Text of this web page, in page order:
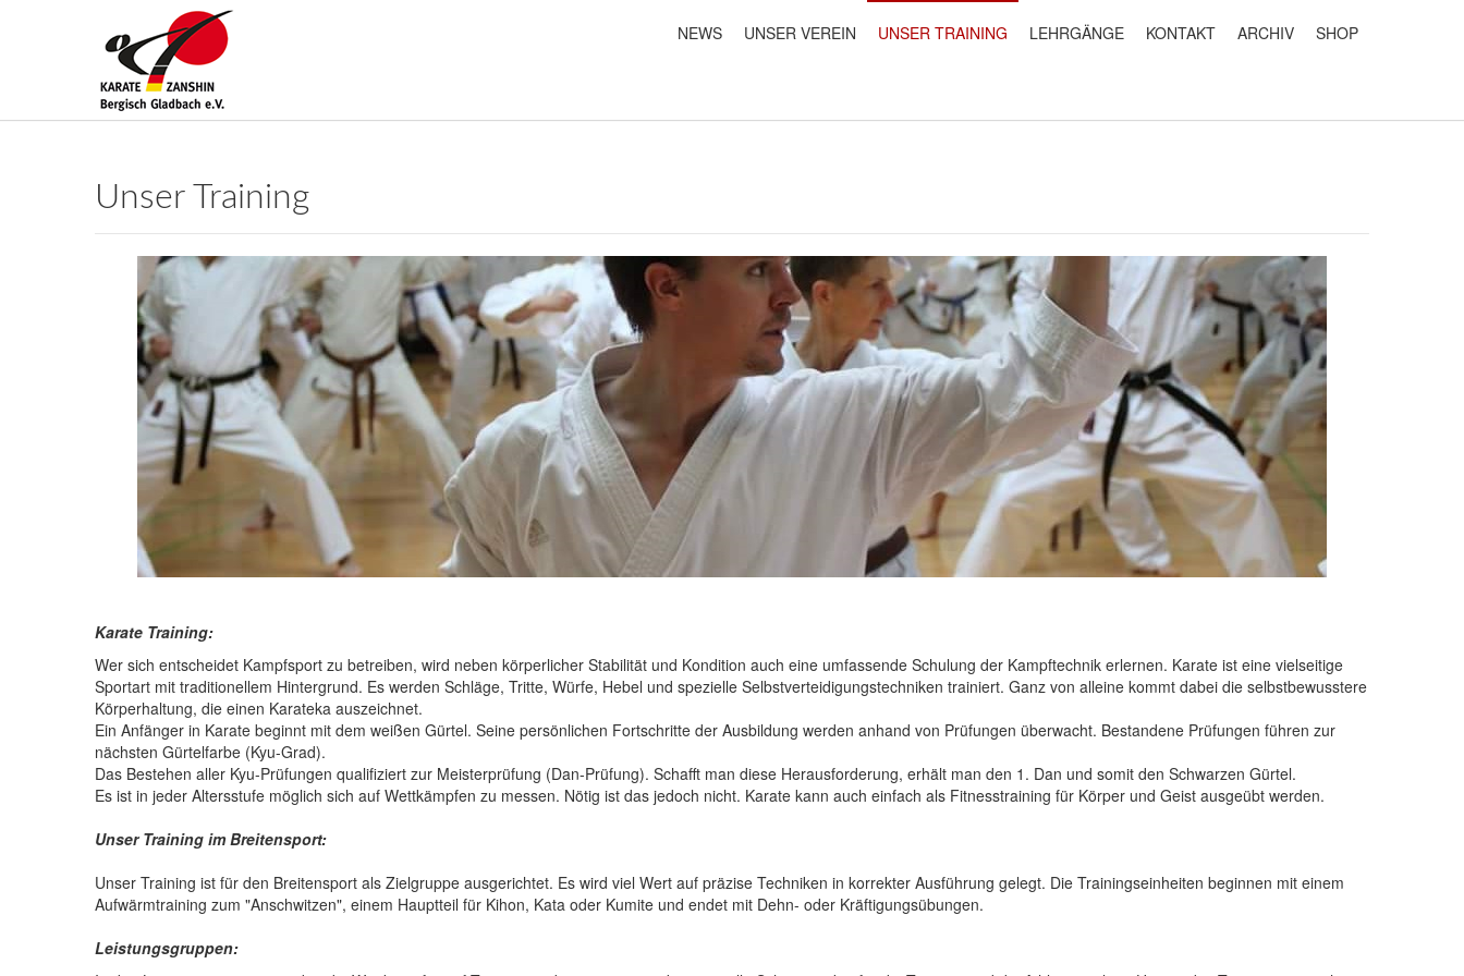
NEWS UNSER VEREIN UNSER TRAINING LEHRGÄNGE KONTAKT ARCHIV SHOP
Unser Training
Karate Training:
Wer sich entscheidet Kampfsport zu betreiben, wird neben körperlicher Stabilität und Kondition auch eine umfassende Schulung der Kampftechnik erlernen. Karate ist eine vielseitige
Sportart mit traditionellem Hintergrund. Es werden Schläge, Tritte, Würfe, Hebel und spezielle Selbstverteidigungstechniken trainiert. Ganz von alleine kommt dabei die selbstbewusstere
Körperhaltung, die einen Karateka auszeichnet.
Ein Anfänger in Karate beginnt mit dem weißen Gürtel. Seine persönlichen Fortschritte der Ausbildung werden anhand von Prüfungen überwacht. Bestandene Prüfungen führen zur
nächsten Gürtelfarbe (Kyu-Grad).
Das Bestehen aller Kyu-Prüfungen qualifiziert zur Meisterprüfung (Dan-Prüfung). Schafft man diese Herausforderung, erhält man den 1. Dan und somit den Schwarzen Gürtel.
Es ist in jeder Altersstufe möglich sich auf Wettkämpfen zu messen. Nötig ist das jedoch nicht. Karate kann auch einfach als Fitnesstraining für Körper und Geist ausgeübt werden.
Unser Training im Breitensport:
Unser Training ist für den Breitensport als Zielgruppe ausgerichtet. Es wird viel Wert auf präzise Techniken in korrekter Ausführung gelegt. Die Trainingseinheiten beginnen mit einem
Aufwärmtraining zum "Anschwitzen", einem Hauptteil für Kihon, Kata oder Kumite und endet mit Dehn- oder Kräftigungsübungen.
Leistungsgruppen: